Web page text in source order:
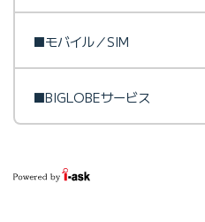
■モバイル／SIM
■BIGLOBEサービス